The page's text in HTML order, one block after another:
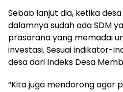
Sebab lanjut dia, ketika
dalamnya sudah ada SDM
prasarana yang memadai
investasi. Sesuai indikator-
desa dari Indeks Desa
“Kita juga mendorong agar